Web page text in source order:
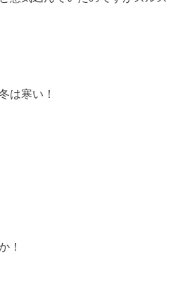
は寒い！
！